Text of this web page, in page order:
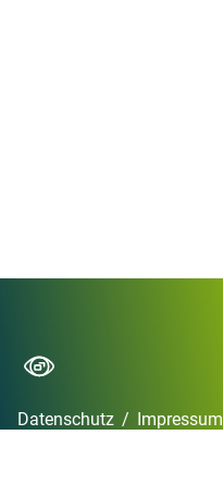
Datenschutz / Impressum